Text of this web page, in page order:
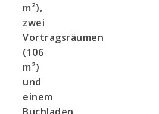
m²),
zwei
Vortragsräumen
(106
m²)
und
einem